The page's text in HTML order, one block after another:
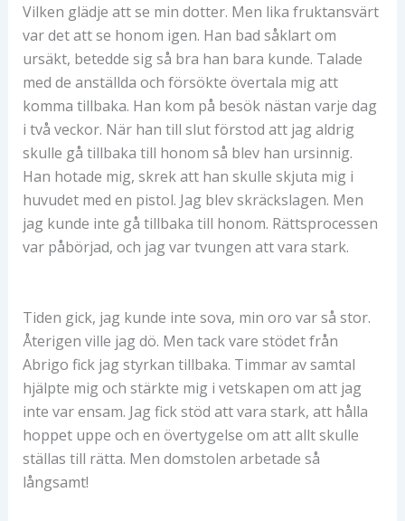
Vilken glädje att se min dotter. Men lika fruktansvärt
var det att se honom igen. Han bad såklart om
ursäkt, betedde sig så bra han bara kunde. Talade
med de anställda och försökte övertala mig att
komma tillbaka. Han kom på besök nästan varje dag
i två veckor. När han till slut förstod att jag aldrig
skulle gå tillbaka till honom så blev han ursinnig.
Han hotade mig, skrek att han skulle skjuta mig i
huvudet med en pistol. Jag blev skräckslagen. Men
jag kunde inte gå tillbaka till honom. Rättsprocessen
var påbörjad, och jag var tvungen att vara stark.
Tiden gick, jag kunde inte sova, min oro var så stor.
Återigen ville jag dö. Men tack vare stödet från
Abrigo fick jag styrkan tillbaka. Timmar av samtal
hjälpte mig och stärkte mig i vetskapen om att jag
inte var ensam. Jag fick stöd att vara stark, att hålla
hoppet uppe och en övertygelse om att allt skulle
ställas till rätta. Men domstolen arbetade så
långsamt!